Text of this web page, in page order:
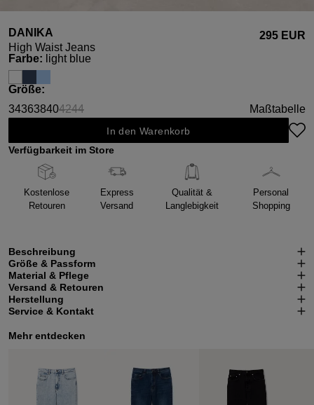
DANIKA
High Waist Jeans
295 EUR
Farbeauswählen
: light blue
Größeauswählen
:
3436384042
(Diese Option ist zurzeit nicht verfügbar.)
44
(Diese Option ist zurzeit nicht verfügbar.)
Maßtabelle
In den Warenkorb
Verfügbarkeit im Store
Kostenlose
Retouren
Express
Versand
Qualität &
Langlebigkeit
Personal
Shopping
Beschreibung
Größe & Passform
Material & Pflege
Versand & Retouren
Herstellung
Service & Kontakt
Mehr entdecken